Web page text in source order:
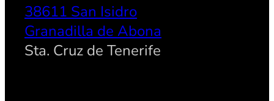
38611 San Isidro
Granadilla de Abona
Sta. Cruz de Tenerife